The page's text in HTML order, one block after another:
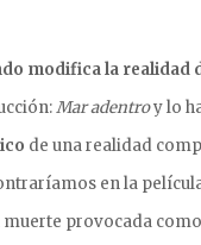
modifica la realidad
Mar adentroy lo
de una realidad
en la
provocada